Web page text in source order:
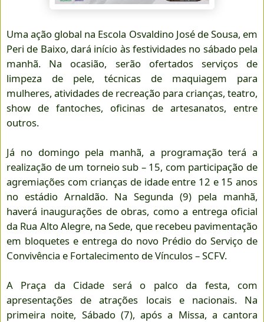
Uma ação global na Escola Osvaldino José de Sousa, em
Peri de Baixo, dará início às festividades no sábado pela
manhã. Na ocasião, serão ofertados serviços de
limpeza de pele, técnicas de maquiagem para
mulheres, atividades de recreação para crianças, teatro,
show de fantoches, oficinas de artesanatos, entre
outros.
Já no domingo pela manhã, a programação terá a
realização de um torneio sub – 15, com participação de
agremiações com crianças de idade entre 12 e 15 anos
no estádio Arnaldão. Na Segunda (9) pela manhã,
haverá inaugurações de obras, como a entrega oficial
da Rua Alto Alegre, na Sede, que recebeu pavimentação
em bloquetes e entrega do novo Prédio do Serviço de
Convivência e Fortalecimento de Vínculos – SCFV.
A Praça da Cidade será o palco da festa, com
apresentações de atrações locais e nacionais. Na
primeira noite, Sábado (7), após a Missa, a cantora